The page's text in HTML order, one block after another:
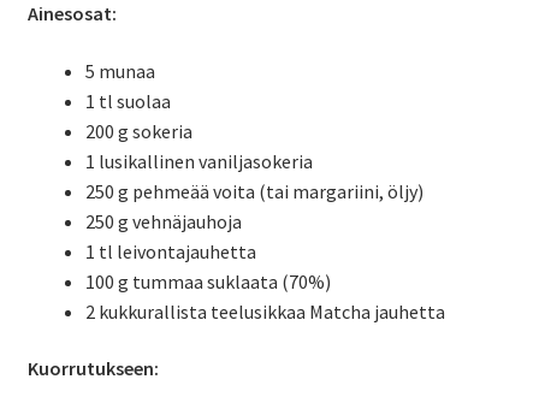
Ainesosat:
5 munaa
1 tl suolaa
200 g sokeria
1 lusikallinen vaniljasokeria
250 g pehmeää voita (tai margariini, öljy)
250 g vehnäjauhoja
1 tl leivontajauhetta
100 g tummaa suklaata (70%)
2 kukkurallista teelusikkaa Matcha jauhetta
Kuorrutukseen: